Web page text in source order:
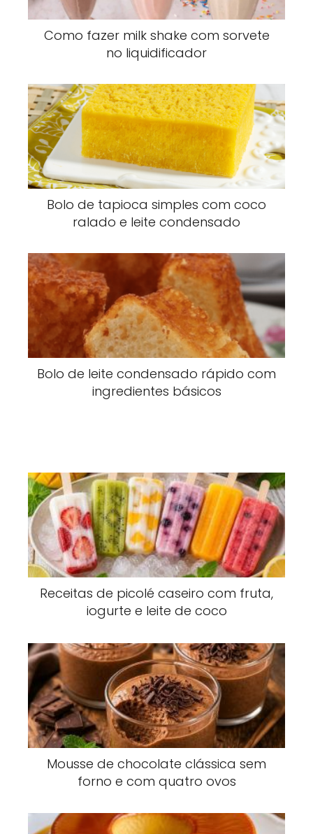
Como fazer milk shake com sorvete
no liquidificador
Bolo de tapioca simples com coco
ralado e leite condensado
Bolo de leite condensado rápido com
ingredientes básicos
Receitas de picolé caseiro com fruta,
iogurte e leite de coco
Mousse de chocolate clássica sem
forno e com quatro ovos